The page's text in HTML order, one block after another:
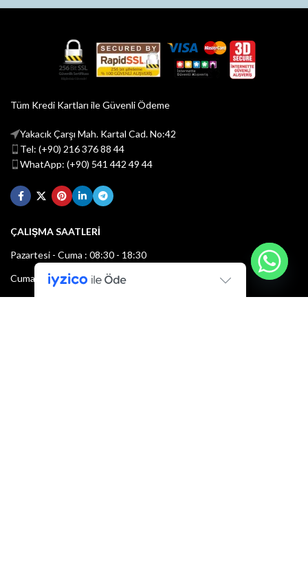
Tüm Kredi Kartları ile Güvenli Ödeme
Yakacık Çarşı Mah. Kartal Cad. No:42
Tel: (+90) 216 376 88 44
WhatApp: (+90) 541 442 49 44
ÇALIŞMA SAATLERİ
Pazartesi - Cuma : 08:30 - 18:30
Cumartesi : 08:30 - 13:00